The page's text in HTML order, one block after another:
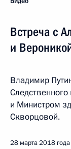
Встреча с
и
Владимир
и Министром
Скворцовой.
28 марта 2018 года